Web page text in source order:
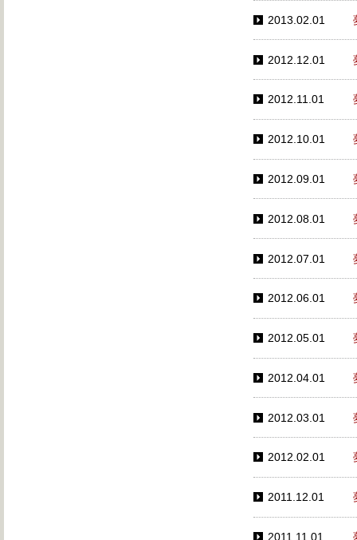
2013.02.01
2012.12.01
2012.11.01
2012.10.01
2012.09.01
2012.08.01
2012.07.01
2012.06.01
2012.05.01
2012.04.01
2012.03.01
2012.02.01
2011.12.01
2011.11.01